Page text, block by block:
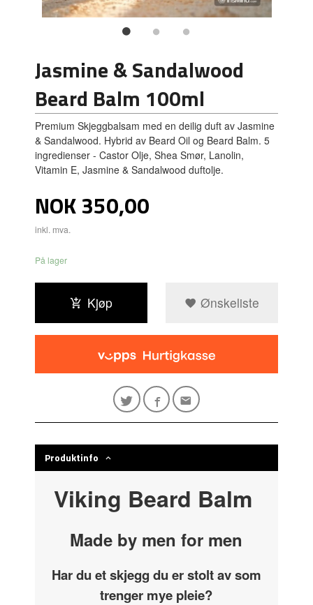
Jasmine & Sandalwood
Beard Balm 100ml
Premium Skjeggbalsam med en deilig duft av Jasmine
& Sandalwood. Hybrid av Beard Oil og Beard Balm. 5
ingredienser - Castor Olje, Shea Smør, Lanolin,
Vitamin E, Jasmine & Sandalwood duftolje.
Pris
NOK350,00
inkl. mva.
På lager
Kjøp Ønskeliste
Produktinfo
Viking Beard Balm
Made by men for men
Har du et skjegg du er stolt av som
trenger mye pleie?